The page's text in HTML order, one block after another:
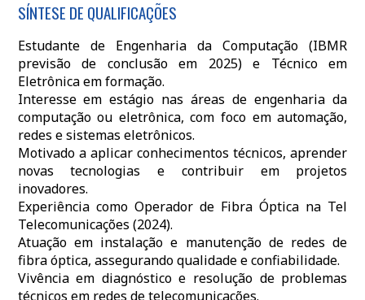
SÍNTESE DE QUALIFICAÇÕES
Estudante de Engenharia da Computação (IBMR
previsão de conclusão em 2025) e Técnico em
Eletrônica em formação.
Interesse em estágio nas áreas de engenharia da
computação ou eletrônica, com foco em automação,
redes e sistemas eletrônicos.
Motivado a aplicar conhecimentos técnicos, aprender
novas tecnologias e contribuir em projetos
inovadores.
Experiência como Operador de Fibra Óptica na Tel
Telecomunicações (2024).
Atuação em instalação e manutenção de redes de
fibra óptica, assegurando qualidade e confiabilidade.
Vivência em diagnóstico e resolução de problemas
técnicos em redes de telecomunicações.